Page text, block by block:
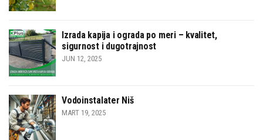
Izrada kapija i ograda po meri – kvalitet,
sigurnost i dugotrajnost
JUN 12, 2025
Vodoinstalater Niš
MART 19, 2025